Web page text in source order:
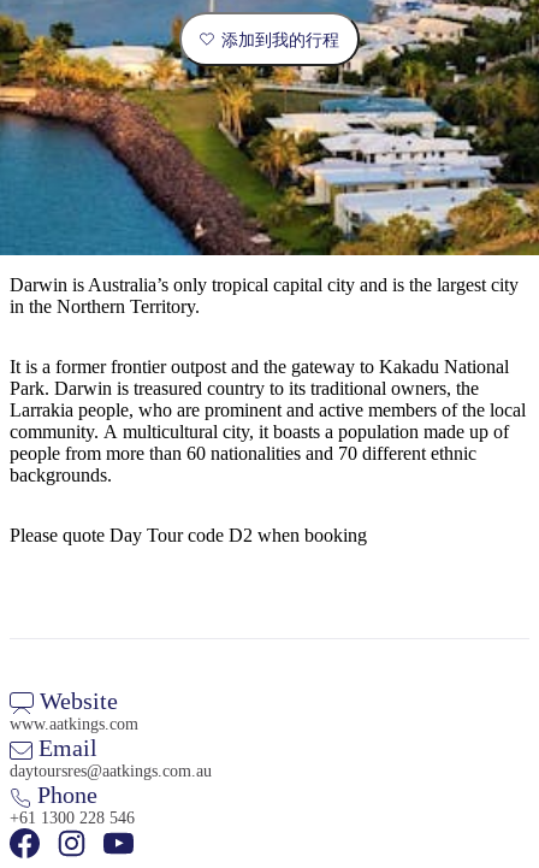
地
内
陆
和
户
外
按
地
区
探
活
动
者
类
型
精
选
榜
单
划
您
的
行
预
订
实
用
信
息
规
划
工
具
Sign
up
添加到我的行程
Darwin is Australia’s only tropical capital city and is the largest city
in the Northern Territory.
It is a former frontier outpost and the gateway to Kakadu National
Park. Darwin is treasured country to its traditional owners, the
Larrakia people, who are prominent and active members of the local
community. A multicultural city, it boasts a population made up of
people from more than 60 nationalities and 70 different ethnic
backgrounds.
Please quote Day Tour code D2 when booking
Website
www.aatkings.com
Email
daytoursres@aatkings.com.au
Phone
+61 1300 228 546